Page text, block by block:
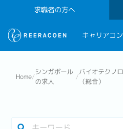
求職者の方へ
キャリアコ
Home/
シンガポール
の求人
/
バイオテクノ
（総合）